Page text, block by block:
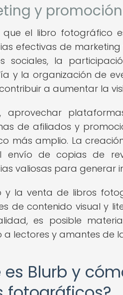
y
que el libro fotográfico
efectivas de
sociales, la
y la organización de
a aumentar la
aprovechar
de afiliados y
más amplio. La
envío de copias de
valiosas para generar
y la venta de libros
de contenido visual y
es posible
a lectores y amantes de
es Blurb y